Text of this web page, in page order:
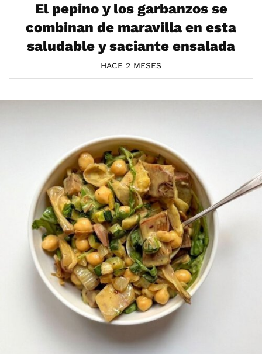
El pepino y los garbanzos se
combinan de maravilla en esta
saludable y saciante ensalada
HACE 2 MESES